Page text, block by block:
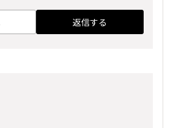
返信する